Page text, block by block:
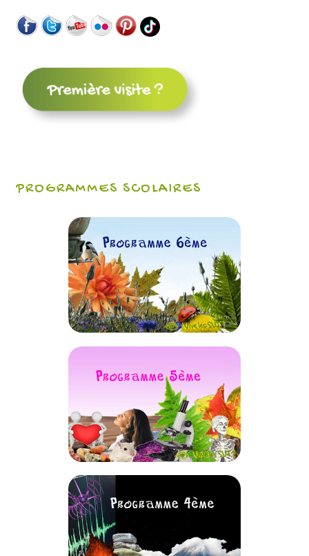
PROGRAMMES SCOLAIRES